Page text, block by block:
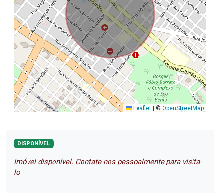
Leaflet © OpenStreetMap
DISPONÍVEL
Imóvel disponível. Contate-nos pessoalmente para visita-
lo